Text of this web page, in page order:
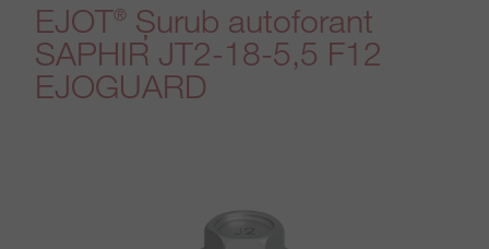
EJOT® Șurub autoforant
SAPHIR JT2-18-5,5 F12
EJOGUARD